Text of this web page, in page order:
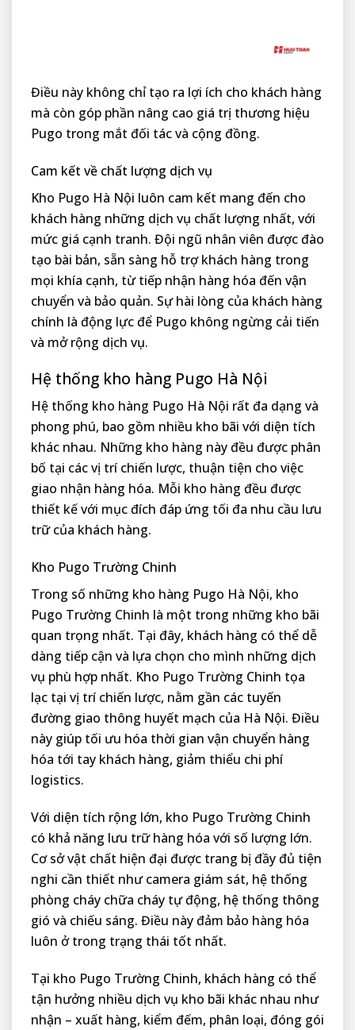
Điều này không chỉ tạo ra lợi ích cho khách hàng
mà còn góp phần nâng cao giá trị thương hiệu
Pugo trong mắt đối tác và cộng đồng.
Cam kết về chất lượng dịch vụ
Kho Pugo Hà Nội luôn cam kết mang đến cho
khách hàng những dịch vụ chất lượng nhất, với
mức giá cạnh tranh. Đội ngũ nhân viên được đào
tạo bài bản, sẵn sàng hỗ trợ khách hàng trong
mọi khía cạnh, từ tiếp nhận hàng hóa đến vận
chuyển và bảo quản. Sự hài lòng của khách hàng
chính là động lực để Pugo không ngừng cải tiến
và mở rộng dịch vụ.
Hệ thống kho hàng Pugo Hà Nội
Hệ thống kho hàng Pugo Hà Nội rất đa dạng và
phong phú, bao gồm nhiều kho bãi với diện tích
khác nhau. Những kho hàng này đều được phân
bố tại các vị trí chiến lược, thuận tiện cho việc
giao nhận hàng hóa. Mỗi kho hàng đều được
thiết kế với mục đích đáp ứng tối đa nhu cầu lưu
trữ của khách hàng.
Kho Pugo Trường Chinh
Trong số những kho hàng Pugo Hà Nội, kho
Pugo Trường Chinh là một trong những kho bãi
quan trọng nhất. Tại đây, khách hàng có thể dễ
dàng tiếp cận và lựa chọn cho mình những dịch
vụ phù hợp nhất. Kho Pugo Trường Chinh tọa
lạc tại vị trí chiến lược, nằm gần các tuyến
đường giao thông huyết mạch của Hà Nội. Điều
này giúp tối ưu hóa thời gian vận chuyển hàng
hóa tới tay khách hàng, giảm thiểu chi phí
logistics.
Với diện tích rộng lớn, kho Pugo Trường Chinh
có khả năng lưu trữ hàng hóa với số lượng lớn.
Cơ sở vật chất hiện đại được trang bị đầy đủ tiện
nghi cần thiết như camera giám sát, hệ thống
phòng cháy chữa cháy tự động, hệ thống thông
gió và chiếu sáng. Điều này đảm bảo hàng hóa
luôn ở trong trạng thái tốt nhất.
Tại kho Pugo Trường Chinh, khách hàng có thể
tận hưởng nhiều dịch vụ kho bãi khác nhau như
nhận – xuất hàng, kiểm đếm, phân loại, đóng gói